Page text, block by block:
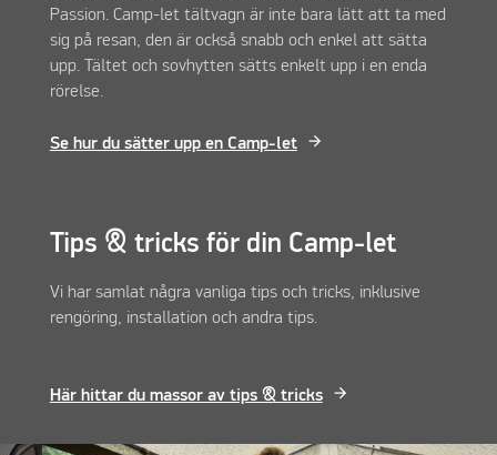
Passion. Camp-let tältvagn är inte bara lätt att ta med
sig på resan, den är också snabb och enkel att sätta
upp. Tältet och sovhytten sätts enkelt upp i en enda
rörelse.
Se hur du sätter upp en Camp-let
Tips & tricks för din Camp-let
Vi har samlat några vanliga tips och tricks, inklusive
rengöring, installation och andra tips.
Här hittar du massor av tips & tricks